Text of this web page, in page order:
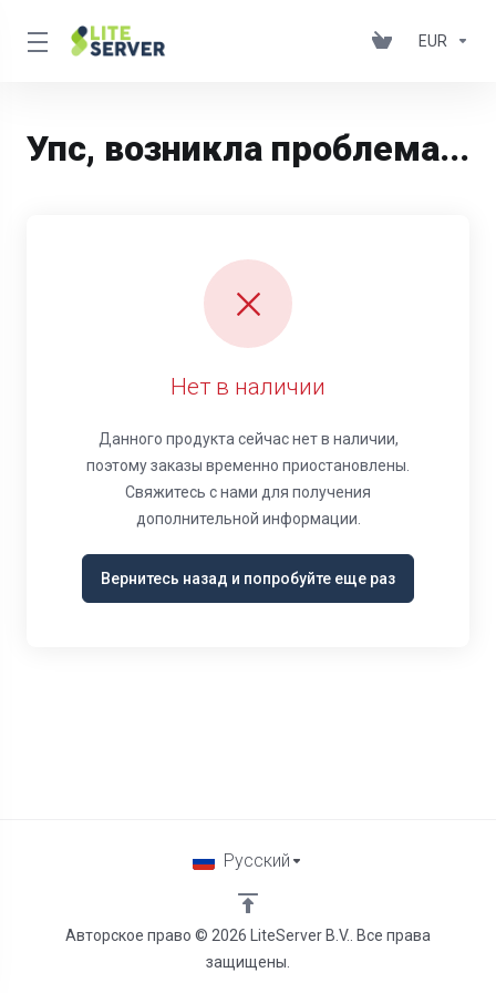
EUR
Упс, возникла проблема...
Нет в наличии
Данного продукта сейчас нет в наличии,
поэтому заказы временно приостановлены.
Свяжитесь с нами для получения
дополнительной информации.
Вернитесь назад и попробуйте еще раз
Авторское право © 2026 LiteServer B.V.. Все права
защищены.
Русский